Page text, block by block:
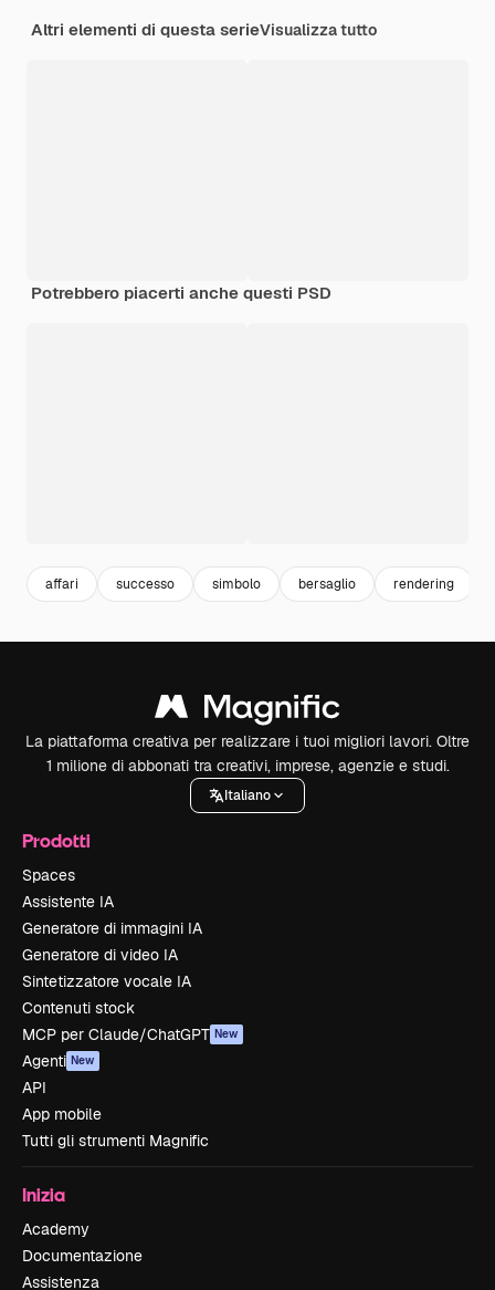
Altri elementi di questa serieVisualizza tutto
Potrebbero piacerti anche questi PSD
affari successo simbolo bersaglio rendering
La piattaforma creativa per realizzare i tuoi migliori lavori. Oltre
1 milione di abbonati tra creativi, imprese, agenzie e studi.
Italiano
Prodotti
Spaces
Assistente IA
Generatore di immagini IA
Generatore di video IA
Sintetizzatore vocale IA
Contenuti stock
MCP per Claude/ChatGPT New
Agenti New
API
App mobile
Tutti gli strumenti Magnific
Inizia
Academy
Documentazione
Assistenza